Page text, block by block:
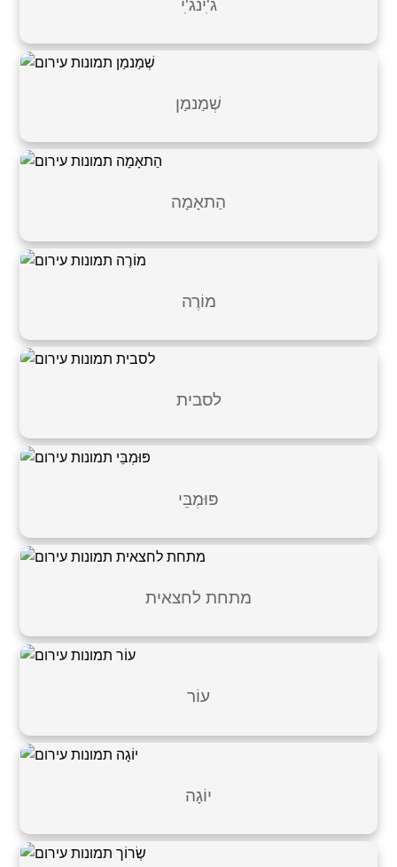
ג'ִינג'ִי
שְׁמַנמַן
הַתאָמָה
מוֹרֶה
לסבית
פּוּמְבֵּי
מתחת לחצאית
עוֹר
יוֹגָה